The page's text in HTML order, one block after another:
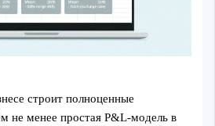
строит полноценные
не менее простая P&L‑модель в